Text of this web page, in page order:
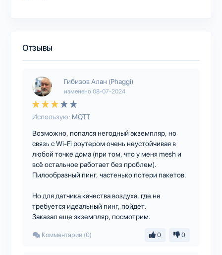
Отзывы
Гибизов Алан (Phaggi)
изменено 08-07-2024
Использую: MQTT
Возможно, попался негодный экземпляр, но
связь с Wi-Fi роутером очень неустойчивая в
любой точке дома (при том, что у меня mesh и
всё остальное работает без проблем).
Пилообразный пинг, частенько потери пакетов.
Но для датчика качества воздуха, где не
требуется идеальный пинг, пойдет.
Заказал еще экземпляр, посмотрим.
Комментарии (0) 0 0